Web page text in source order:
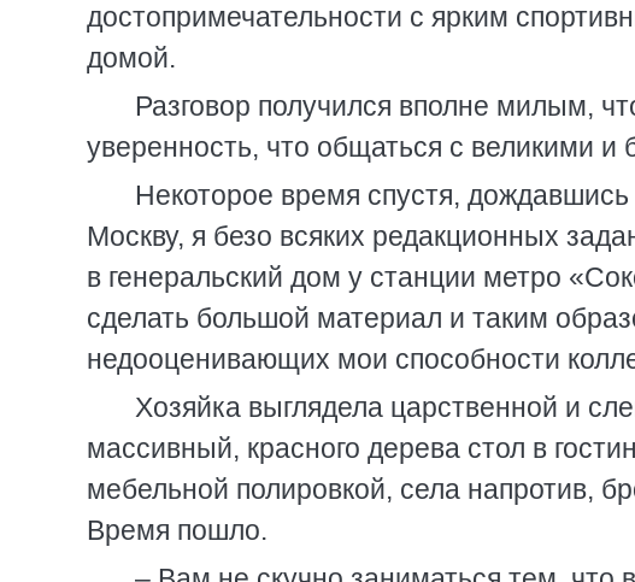
достопримечательности с ярким
домой.
Разговор получился вполне милым,
уверенность, что общаться с великими и
Некоторое время спустя,
Москву, я безо всяких редакционных
в генеральский дом у станции метро
сделать большой материал и таким
недооценивающих мои способности
Хозяйка выглядела царственной и
массивный, красного дерева стол в
мебельной полировкой, села напротив,
Время пошло.